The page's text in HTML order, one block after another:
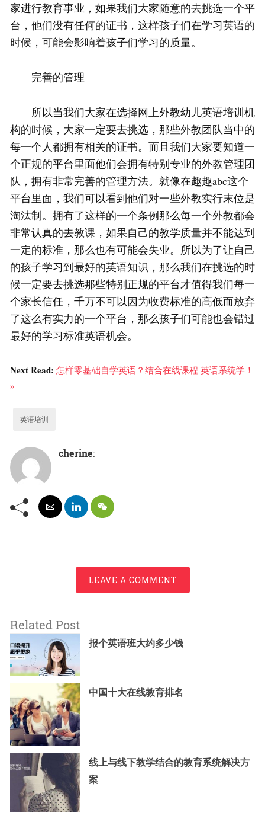
家进行教育事业，如果我们大家随意的去挑选一个平
台，他们没有任何的证书，这样孩子们在学习英语的
时候，可能会影响着孩子们学习的质量。
完善的管理
所以当我们大家在选择网上外教幼儿英语培训机
构的时候，大家一定要去挑选，那些外教团队当中的
每一个人都拥有相关的证书。而且我们大家要知道一
个正规的平台里面他们会拥有特别专业的外教管理团
队，拥有非常完善的管理方法。就像在趣趣abc这个
平台里面，我们可以看到他们对一些外教实行末位是
淘汰制。拥有了这样的一个条例那么每一个外教都会
非常认真的去教课，如果自己的教学质量并不能达到
一定的标准，那么也有可能会失业。所以为了让自己
的孩子学习到最好的英语知识，那么我们在挑选的时
候一定要去挑选那些特别正规的平台才值得我们每一
个家长信任，千万不可以因为收费标准的高低而放弃
了这么有实力的一个平台，那么孩子们可能也会错过
最好的学习标准英语机会。
Next Read: 怎样零基础自学英语？结合在线课程 英语系统学！
»
英语培训
cherine:
LEAVE A COMMENT
Related Post
报个英语班大约多少钱
中国十大在线教育排名
线上与线下教学结合的教育系统解决方
案